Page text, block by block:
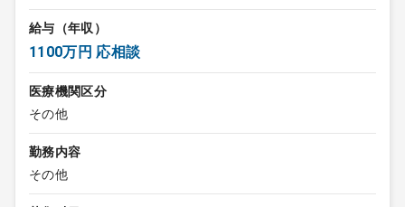
給与（年収）
1100万円 応相談
医療機関区分
その他
勤務内容
その他